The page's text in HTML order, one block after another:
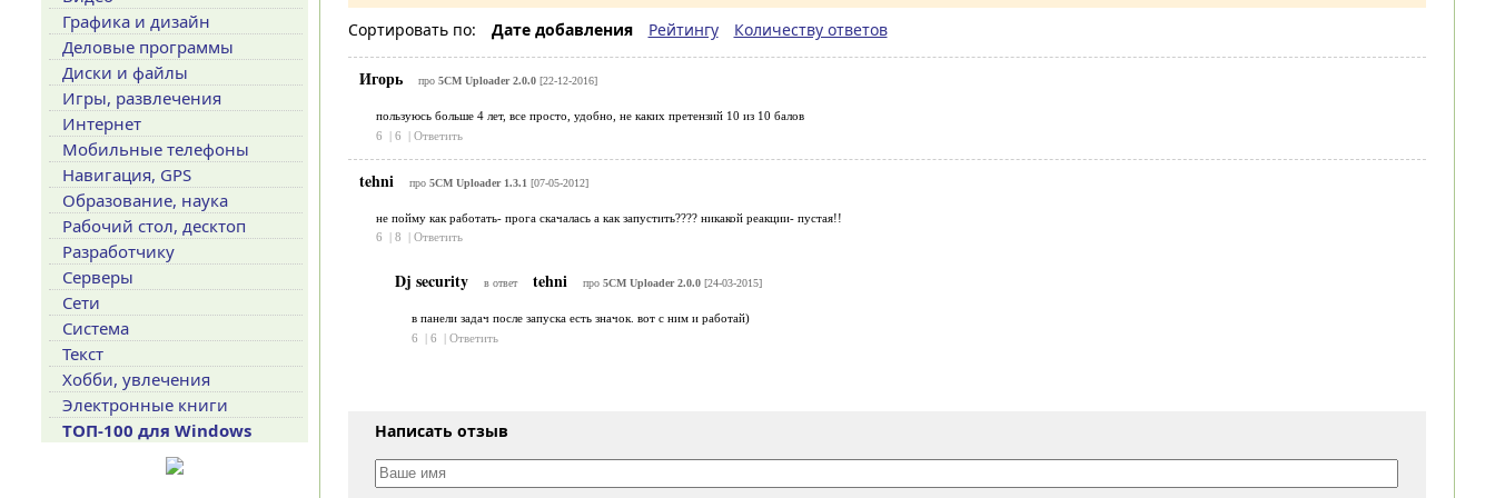
Сортировать по: Дате добавления Рейтингу Количеству ответов
Игорь про 5CM Uploader 2.0.0[22-12-2016]
пользуюсь больше 4 лет, все просто, удобно, не каких претензий 10 из 10 балов
6
| 6 | Ответить
tehni про 5CM Uploader 1.3.1 [07-05-2012]
не пойму как работать- прога скачалась а как запустить???? никакой реакции- пустая!!
6
| 8 | Ответить
Dj security в ответ tehni про 5CM Uploader 2.0.0[24-03-2015]
в панели задач после запуска есть значок. вот с ним и работай)
6
| 6 | Ответить
Написать отзыв
Графика и дизайн
Деловые программы
Диски и файлы
Игры, развлечения
Интернет
Мобильные телефоны
Навигация, GPS
Образование, наука
Рабочий стол, десктоп
Разработчику
Серверы
Сети
Система
Текст
Хобби, увлечения
Электронные книги
ТОП-100 для Windows